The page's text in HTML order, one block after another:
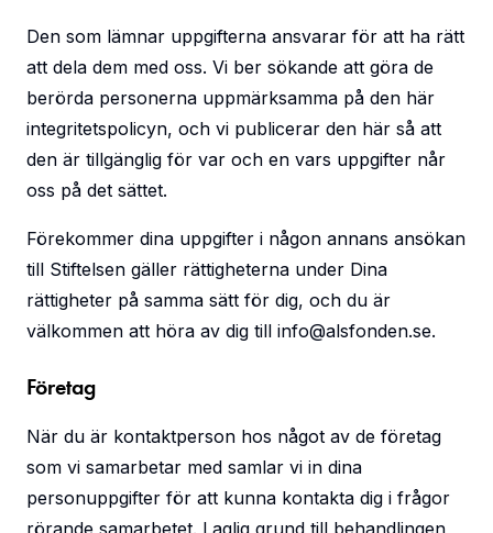
Den som lämnar uppgifterna ansvarar för att ha rätt
att dela dem med oss. Vi ber sökande att göra de
berörda personerna uppmärksamma på den här
integritetspolicyn, och vi publicerar den här så att
den är tillgänglig för var och en vars uppgifter når
oss på det sättet.
Förekommer dina uppgifter i någon annans ansökan
till Stiftelsen gäller rättigheterna under Dina
rättigheter på samma sätt för dig, och du är
välkommen att höra av dig till info@alsfonden.se.
Företag
När du är kontaktperson hos något av de företag
som vi samarbetar med samlar vi in dina
personuppgifter för att kunna kontakta dig i frågor
rörande samarbetet. Laglig grund till behandlingen